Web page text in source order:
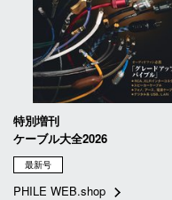
特別増刊
ケーブル大全2026
最新号
PHILE WEB.shop